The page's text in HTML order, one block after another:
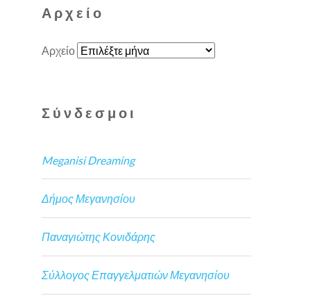
Αρχείο
Αρχείο
Σύνδεσμοι
Meganisi Dreaming
Δήμος Μεγανησίου
Παναγιώτης Κονιδάρης
Σύλλογος Επαγγελματιών Μεγανησίου